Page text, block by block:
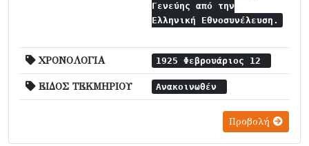
Γενεύης από την
Ελληνική Εθνοσυνέλευση.
ΧΡΟΝΟΛΟΓΙΑ 1925 Φεβρουάριος 12
ΕΙΔΟΣ ΤΕΚΜΗΡΙΟΥ Ανακοινωθέν
Προβολή